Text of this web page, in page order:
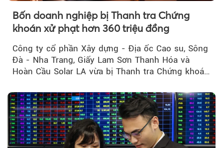
Bốn doanh nghiệp bị Thanh tra Chứng
khoán xử phạt hơn 360 triệu đồng
Công ty cổ phần Xây dựng - Địa ốc Cao su, Sông
Đà - Nha Trang, Giấy Lam Sơn Thanh Hóa và
Hoàn Cầu Solar LA vừa bị Thanh tra Chứng khoán
do vi phạm quy định về công bố thông tin trên
thị trường chứng khoán.